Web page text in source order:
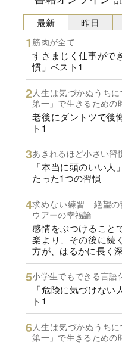
最新
筋肉が全て
すさまじく仕事がで
慣」ベスト1
人生は気づかぬうち
第一」で生きるための
老後にダントツで後
ト1
あきれるほど小さい習
「本当に頭のいい人
たった1つの習慣
求めない練習 絶望の
ウアーの幸福論
感情をぶつけること
楽より、その後に続
方が、はるかに長く深
小学生でもできる言語
「危険に気づけない
ト1
人生は気づかぬうち
第一」で生きるための
昨日